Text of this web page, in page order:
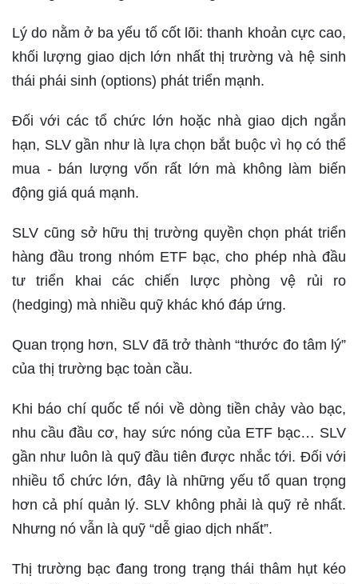
Lý do nằm ở ba yếu tố cốt lõi: thanh khoản cực cao,
khối lượng giao dịch lớn nhất thị trường và hệ sinh
thái phái sinh (options) phát triển mạnh.
Đối với các tổ chức lớn hoặc nhà giao dịch ngắn
hạn, SLV gần như là lựa chọn bắt buộc vì họ có thể
mua - bán lượng vốn rất lớn mà không làm biến
động giá quá mạnh.
SLV cũng sở hữu thị trường quyền chọn phát triển
hàng đầu trong nhóm ETF bạc, cho phép nhà đầu
tư triển khai các chiến lược phòng vệ rủi ro
(hedging) mà nhiều quỹ khác khó đáp ứng.
Quan trọng hơn, SLV đã trở thành “thước đo tâm lý”
của thị trường bạc toàn cầu.
Khi báo chí quốc tế nói về dòng tiền chảy vào bạc,
nhu cầu đầu cơ, hay sức nóng của ETF bạc… SLV
gần như luôn là quỹ đầu tiên được nhắc tới. Đối với
nhiều tổ chức lớn, đây là những yếu tố quan trọng
hơn cả phí quản lý. SLV không phải là quỹ rẻ nhất.
Nhưng nó vẫn là quỹ “dễ giao dịch nhất”.
Thị trường bạc đang trong trạng thái thâm hụt kéo